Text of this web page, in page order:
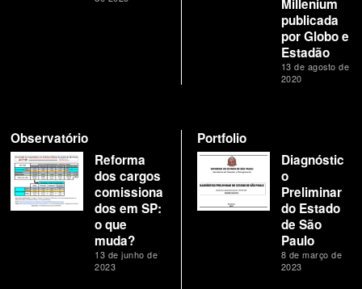
Millenium
publicada
por Globo e
Estadão
13 de agosto de
2020
Observatório
Reforma
dos cargos
comissiona
dos em SP:
o que
muda?
13 de junho de
2023
Portfolio
Diagnóstic
o
Preliminar
do Estado
de São
Paulo
8 de março de
2023